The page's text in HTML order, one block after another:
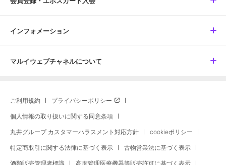
インフォメーション
マルイウェブチャネルについて
ご利用規約 プライバシーポリシー
個人情報の取り扱いに関する同意条項
丸井グループ カスタマーハラスメント対応方針 cookieポリシー
特定商取引に関する法律に基づく表示 古物営業法に基づく表示
酒類販売管理者標識 高度管理医療機器等販売許可に基づく表示